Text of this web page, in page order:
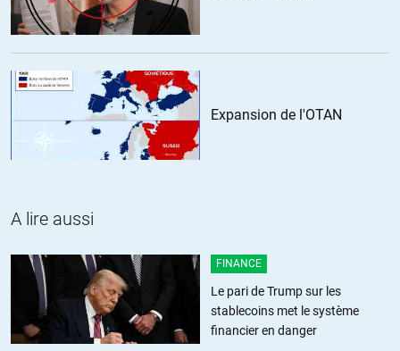
Essayez de penser comme si ils avaient déjà fait le truc et
réflechissez aux implications. Je suis pas sur que ceux qui ont voté le
truc aient pensé à tout …
Enfin, j’dis ça , j’dis rien. J’ai aucune stat, aucune source. Mais la
question, à mon humble avis de peigne cul, a le mérite d’être posée.
+3 ALERTER
« Sous quel statut serons placés les palestiniens annexés ?
Acquièrent ils les droits de ceux qu’on appelle, je sais pas pourquoi,
ne vous en faites pas,des citoyens de seconde zone,y en a toujours
eu au cours de l’histoire.
Des juristes pour pondre des lois qui le permettent et le justifient
egalement.Des journalistes pour le faire avaler comme progres au
Expansion de l'OTAN
A lire aussi
FINANCE
Le pari de Trump sur les
stablecoins met le système
financier en danger